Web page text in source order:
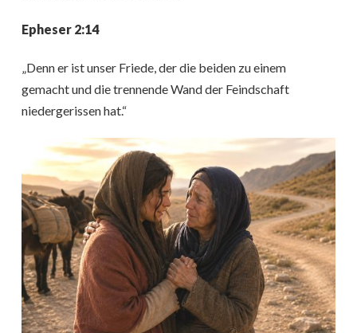
Epheser 2:14
„Denn er ist unser Friede, der die beiden zu einem
gemacht und die trennende Wand der Feindschaft
niedergerissen hat.“